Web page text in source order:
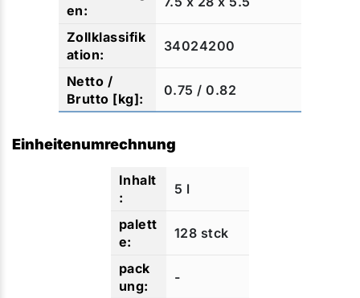
34024200
0.75 / 0.82
Einheitenumrechnung
5 l
128 stck
-